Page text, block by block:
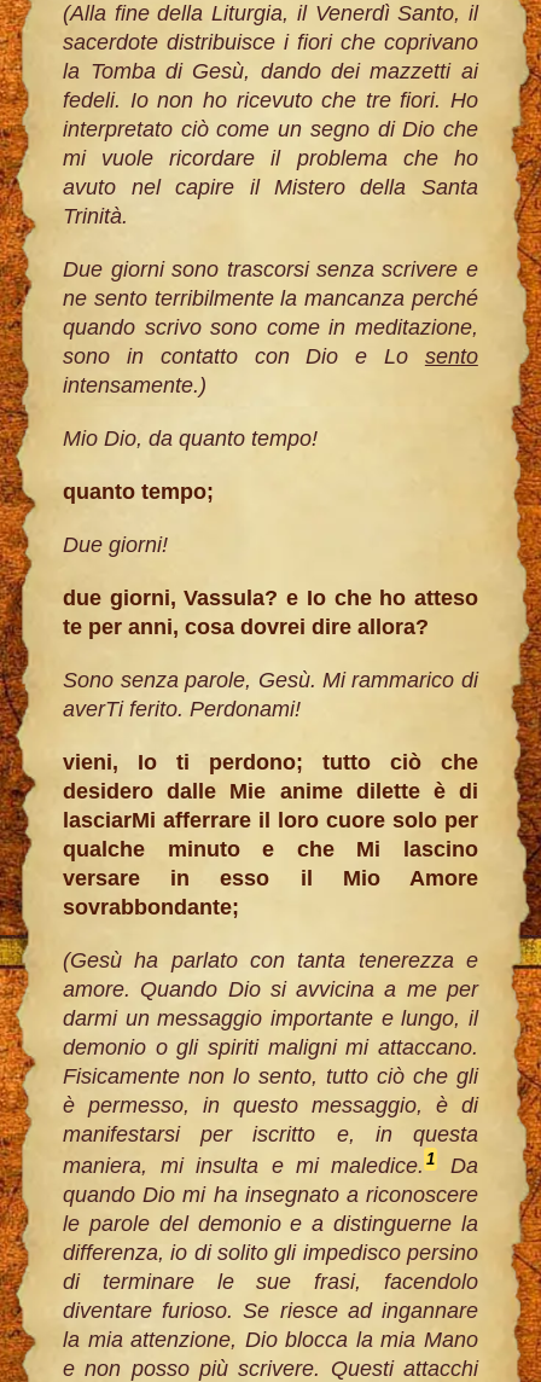
(Alla fine della Liturgia, il Venerdì Santo, il
sacerdote distribuisce i fiori che coprivano
la Tomba di Gesù, dando dei mazzetti ai
fedeli. Io non ho ricevuto che tre fiori. Ho
interpretato ciò come un segno di Dio che
mi vuole ricordare il problema che ho
avuto nel capire il Mistero della Santa
Trinità.
Due giorni sono trascorsi senza scrivere e
ne sento terribilmente la mancanza perché
quando scrivo sono come in meditazione,
sono in contatto con Dio e Lo sento
intensamente.)
Mio Dio, da quanto tempo!
quanto tempo;
Due giorni!
due giorni, Vassula? e Io che ho atteso
te per anni, cosa dovrei dire allora?
Sono senza parole, Gesù. Mi rammarico di
averTi ferito. Perdonami!
vieni, Io ti perdono; tutto ciò che
desidero dalle Mie anime dilette è di
lasciarMi afferrare il loro cuore solo per
qualche minuto e che Mi lascino
versare in esso il Mio Amore
sovrabbondante;
(Gesù ha parlato con tanta tenerezza e
amore. Quando Dio si avvicina a me per
darmi un messaggio importante e lungo, il
demonio o gli spiriti maligni mi attaccano.
Fisicamente non lo sento, tutto ciò che gli
è permesso, in questo messaggio, è di
manifestarsi per iscritto e, in questa
maniera, mi insulta e mi maledice.1
Da
quando Dio mi ha insegnato a riconoscere
le parole del demonio e a distinguerne la
differenza, io di solito gli impedisco persino
di terminare le sue frasi, facendolo
diventare furioso. Se riesce ad ingannare
la mia attenzione, Dio blocca la mia Mano
e non posso più scrivere. Questi attacchi